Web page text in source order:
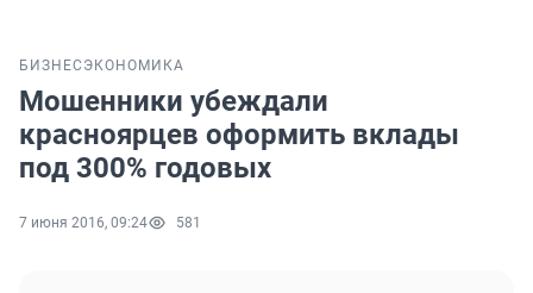
БИЗНЕС ЭКОНОМИКА
Мошенники убеждали
красноярцев оформить вклады
под 300% годовых
7 июня 2016, 09:24 581